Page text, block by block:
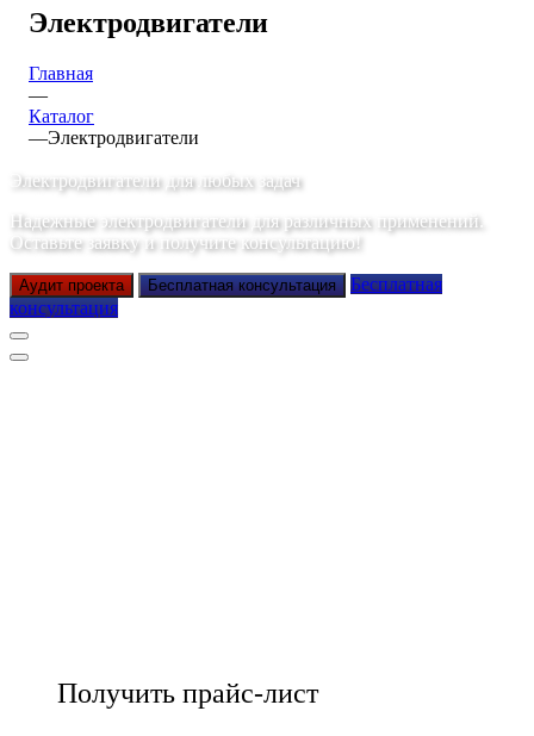
Электродвигатели
Главная
—
Каталог
—Электродвигатели
Электродвигатели для любых задач
Надежные электродвигатели для различных применений.
Оставьте заявку и получите консультацию!
Аудит проекта Бесплатная консультация
Бесплатная
консультация
Получить прайс-лист